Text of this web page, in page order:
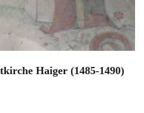
Haiger (1485-1490)